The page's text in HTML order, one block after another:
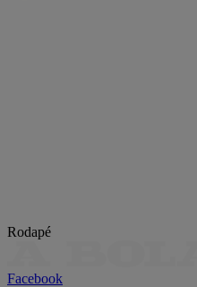
Rodapé
Facebook